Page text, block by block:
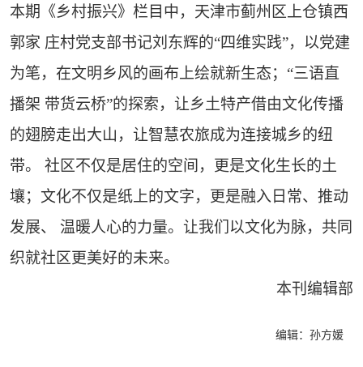
本期《乡村振兴》栏目中，天津市蓟州区上仓镇西
郭家 庄村党支部书记刘东辉的“四维实践”，以党建
为笔，在文明乡风的画布上绘就新生态；“三语直
播架 带货云桥”的探索，让乡土特产借由文化传播
的翅膀走出大山，让智慧农旅成为连接城乡的纽
带。 社区不仅是居住的空间，更是文化生长的土
壤；文化不仅是纸上的文字，更是融入日常、推动
发展、 温暖人心的力量。让我们以文化为脉，共同
织就社区更美好的未来。
本刊编辑部
编辑：孙方媛